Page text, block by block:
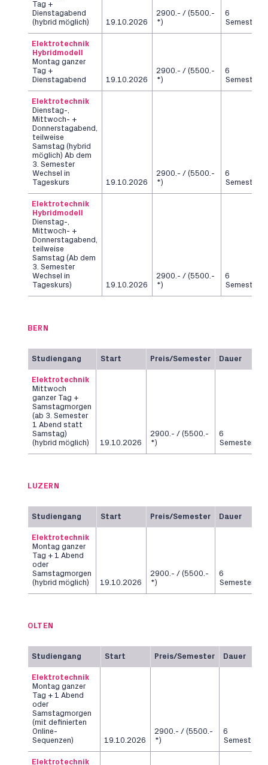
Tag +
Dienstagabend
(hybrid möglich)
19.10.2026
2900.- / (5500.-
*)
6
Semester
Elektrotechnik
Hybridmodell
Montag ganzer
Tag +
Dienstagabend
19.10.2026
2900.- / (5500.-
*)
6
Semester
Elektrotechnik
Dienstag-,
Mittwoch- +
Donnerstagabend,
teilweise
Samstag (hybrid
möglich) Ab dem
3. Semester
Wechsel in
Tageskurs
19.10.2026
2900.- / (5500.-
*)
6
Semester
Elektrotechnik
Hybridmodell
Dienstag-,
Mittwoch- +
Donnerstagabend,
teilweise
Samstag (Ab dem
3. Semester
Wechsel in
Tageskurs)
19.10.2026
2900.- / (5500.-
*)
6
Semester
BERN
Studiengang Start Preis/Semester Dauer
Elektrotechnik
Mittwoch
ganzer Tag +
Samstagmorgen
(ab 3. Semester
1 Abend statt
Samstag)
(hybrid möglich)
19.10.2026
2900.- / (5500.-
*)
6
Semester
LUZERN
Studiengang Start Preis/Semester Dauer
Elektrotechnik
Montag ganzer
Tag + 1 Abend
oder
Samstagmorgen
(hybrid möglich)
19.10.2026
2900.- / (5500.-
*)
6
Semester
OLTEN
Studiengang Start Preis/Semester Dauer
Elektrotechnik
Montag ganzer
Tag + 1 Abend
oder
Samstagmorgen
(mit definierten
Online-
Sequenzen)
19.10.2026
2900.- / (5500.-
*)
6
Semester
Elektrotechnik